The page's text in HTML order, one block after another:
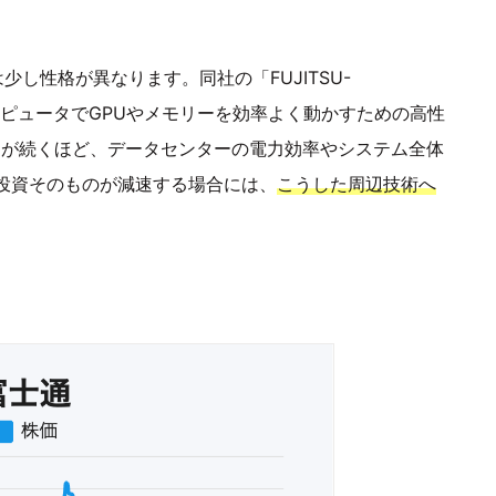
し性格が異なります。同社の「FUJITSU-
ュータでGPUやメモリーを効率よく動かすための高性
続くほど、データセンターの電力効率やシステム全体
そのものが減速する場合には、 こうした周辺技術へ